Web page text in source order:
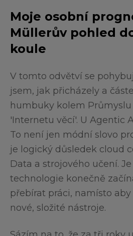
strategii v měřitelné výsledky.
Moje osobní
Müllerův pohled
koule
V tomto odvětví se
jsem, jak přicházely a
humbuky kolem Průmyslu
'Internetu věcí'. U Agentic
To není jen módní slovo
je logický důsledek cloud
Data a strojového učení.
technologie konečně
přebírat práci, namísto
nové, složité nástroje.